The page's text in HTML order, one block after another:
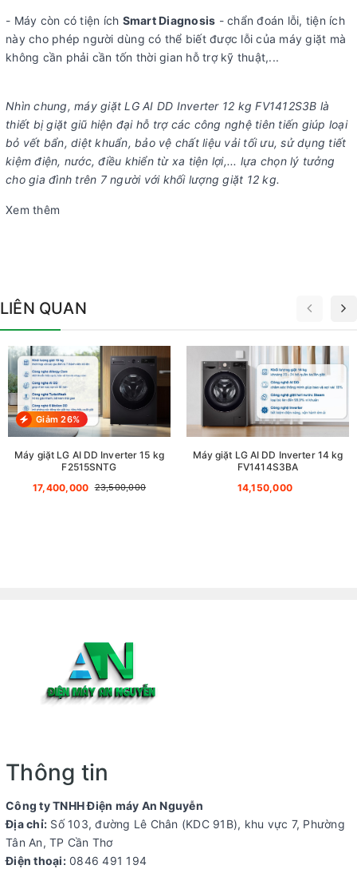
- Máy còn có tiện ích Smart Diagnosis - chẩn đoán lỗi, tiện ích
này cho phép người dùng có thể biết được lỗi của máy giặt mà
không cần phải cần tốn thời gian hỗ trợ kỹ thuật,...
Nhìn chung, máy giặt LG AI DD Inverter 12 kg FV1412S3B là
thiết bị giặt giũ hiện đại hỗ trợ các công nghệ tiên tiến giúp loại
bỏ vết bẩn, diệt khuẩn, bảo vệ chất liệu vải tối ưu, sử dụng tiết
kiệm điện, nước, điều khiển từ xa tiện lợi,... lựa chọn lý tưởng
cho gia đình trên 7 người với khối lượng giặt 12 kg.
Xem thêm
LIÊN QUAN
Giảm 26%
Máy giặt LG AI DD Inverter 15 kg
F2515SNTG
17,400,000 23,500,000
Máy giặt LG AI DD Inverter 14 kg
FV1414S3BA
14,150,000
Thông tin
Công ty TNHH Điện máy An Nguyễn
Địa chỉ: Số 103, đường Lê Chân (KDC 91B), khu vực 7, Phường
Tân An, TP Cần Thơ
Điện thoại:0846 491 194